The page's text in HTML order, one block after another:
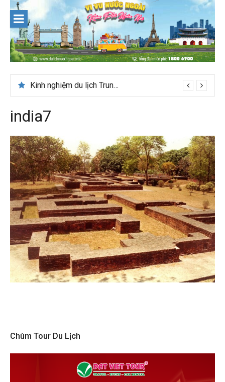
content
Kinh nghiệm du lịch Trung Á lần đầu cho khách Việt
india7
Chùm Tour Du Lịch